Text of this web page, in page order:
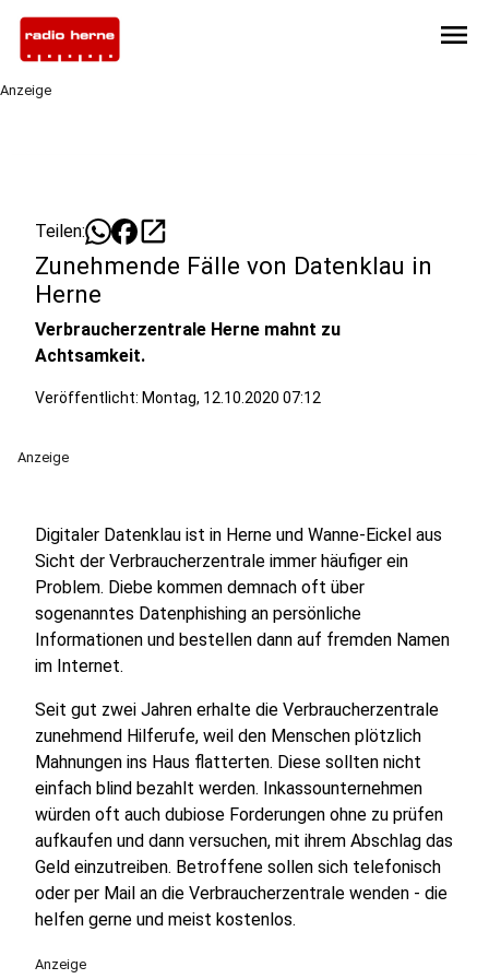
menu
Anzeige
Teilen: open_in_new
Zunehmende Fälle von Datenklau in
Herne
Verbraucherzentrale Herne mahnt zu
Achtsamkeit.
Veröffentlicht: Montag, 12.10.2020 07:12
Anzeige
Digitaler Datenklau ist in Herne und Wanne-Eickel aus
Sicht der Verbraucherzentrale immer häufiger ein
Problem. Diebe kommen demnach oft über
sogenanntes Datenphishing an persönliche
Informationen und bestellen dann auf fremden Namen
im Internet.
Seit gut zwei Jahren erhalte die Verbraucherzentrale
zunehmend Hilferufe, weil den Menschen plötzlich
Mahnungen ins Haus flatterten. Diese sollten nicht
einfach blind bezahlt werden. Inkassounternehmen
würden oft auch dubiose Forderungen ohne zu prüfen
aufkaufen und dann versuchen, mit ihrem Abschlag das
Geld einzutreiben. Betroffene sollen sich telefonisch
oder per Mail an die Verbraucherzentrale wenden - die
helfen gerne und meist kostenlos.
Anzeige